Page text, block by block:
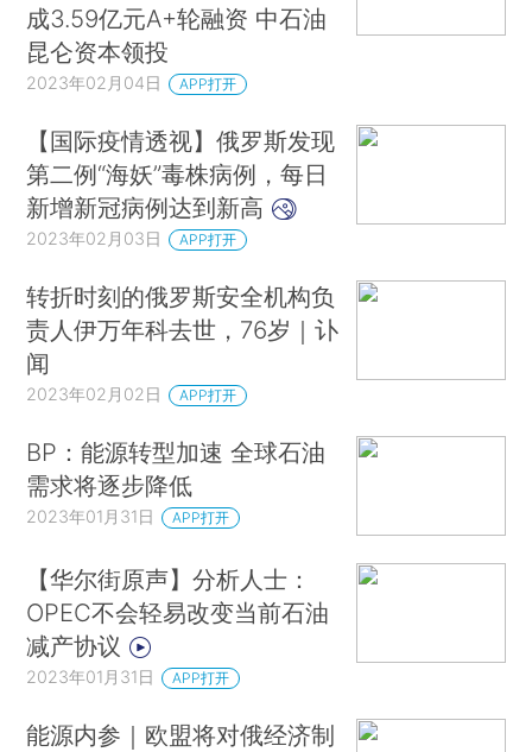
成3.59亿元A+轮融资 中石油
昆仑资本领投
2023年02月04日 APP打开
【国际疫情透视】俄罗斯发现
第二例“海妖”毒株病例，每日
新增新冠病例达到新高
2023年02月03日 APP打开
转折时刻的俄罗斯安全机构负
责人伊万年科去世，76岁｜讣
闻
2023年02月02日 APP打开
BP：能源转型加速 全球石油
需求将逐步降低
2023年01月31日 APP打开
【华尔街原声】分析人士：
OPEC不会轻易改变当前石油
减产协议
2023年01月31日 APP打开
能源内参｜欧盟将对俄经济制